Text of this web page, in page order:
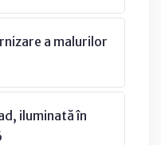
a malurilor
iluminată în